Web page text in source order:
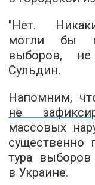
"Нет.
могли бы
выборов, не
Сульдин.
Напомним,
не
массовых
существенно
тура
в Украине.